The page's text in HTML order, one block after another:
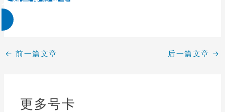
← 前一篇文章 后一篇文章 →
更多号卡